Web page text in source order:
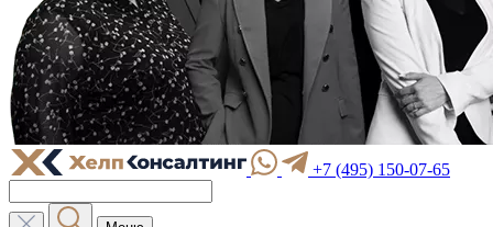
+7 (495) 150-07-65